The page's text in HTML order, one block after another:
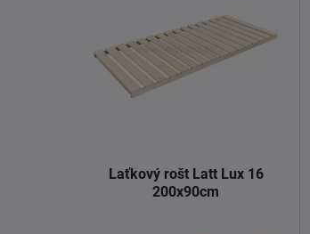
Laťkový rošt Latt Lux 16
200x90cm